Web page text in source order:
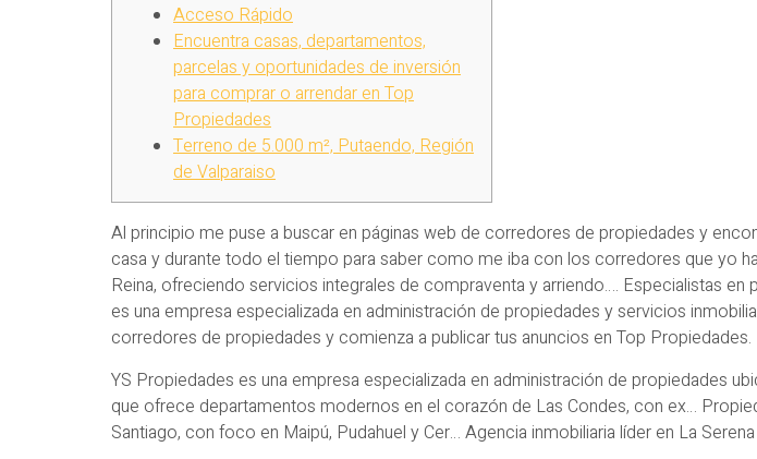
Acceso Rápido
Encuentra casas, departamentos,
parcelas y oportunidades de inversión
para comprar o arrendar en Top
Propiedades
Terreno de 5.000 m², Putaendo, Región
de Valparaiso
Al principio me puse a buscar en páginas web de corredores de propiedades y
casa y durante todo el tiempo para saber como me iba con los corredores que yo
Reina, ofreciendo servicios integrales de compraventa y arriendo…. Especialistas
es una empresa especializada en administración de propiedades y servicios
corredores de propiedades y comienza a publicar tus anuncios en Top Propiedades.
YS Propiedades es una empresa especializada en administración de propiedades
que ofrece departamentos modernos en el corazón de Las Condes, con ex…
Santiago, con foco en Maipú, Pudahuel y Cer… Agencia inmobiliaria líder en La